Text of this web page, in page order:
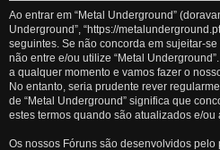
Ao entrar em “Metal Underground”
Underground”, “https://
seguintes. Se não concorda em sujeitar-
não entre e/ou utilize “Metal
a qualquer momento e vamos fazer o
No entanto, seria prudente rever
de “Metal Underground” significa que
estes termos quando são atualizados e/ou
Os nossos Fóruns são desenvolvidos pelo